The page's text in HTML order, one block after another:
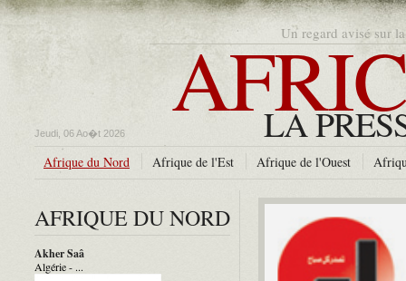
Un regard avisé sur
LA
Jeudi, 06 Ao�t 2026
Afrique du Nord Afrique de l'Est Afrique de l'Ouest
AFRIQUE DU NORD
Akher Saâ
Algérie - ...